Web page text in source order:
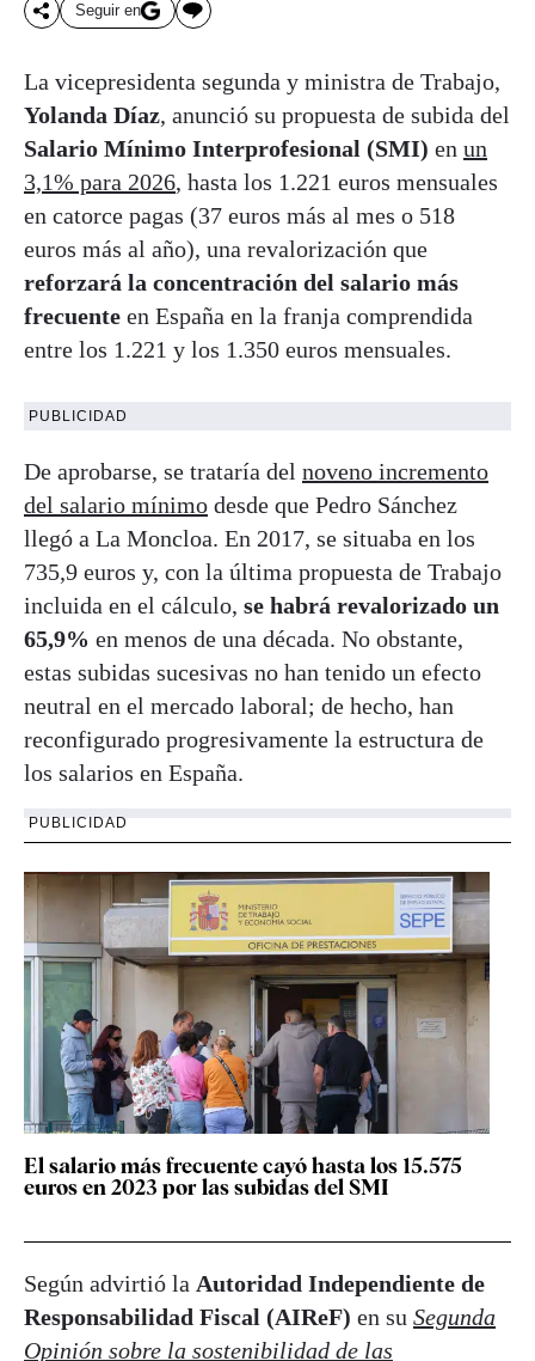
Seguir en
La vicepresidenta segunda y ministra de Trabajo,
Yolanda Díaz, anunció su propuesta de subida del
Salario Mínimo Interprofesional (SMI) en un
3,1% para 2026, hasta los 1.221 euros mensuales
en catorce pagas (37 euros más al mes o 518
euros más al año), una revalorización que
reforzará la concentración del salario más
frecuente en España en la franja comprendida
entre los 1.221 y los 1.350 euros mensuales.
PUBLICIDAD
De aprobarse, se trataría del noveno incremento
del salario mínimo desde que Pedro Sánchez
llegó a La Moncloa. En 2017, se situaba en los
735,9 euros y, con la última propuesta de Trabajo
incluida en el cálculo, se habrá revalorizado un
65,9% en menos de una década. No obstante,
estas subidas sucesivas no han tenido un efecto
neutral en el mercado laboral; de hecho, han
reconfigurado progresivamente la estructura de
los salarios en España.
PUBLICIDAD
El salario más frecuente cayó hasta los 15.575
euros en 2023 por las subidas del SMI
Según advirtió la Autoridad Independiente de
Responsabilidad Fiscal (AIReF) en su Segunda
Opinión sobre la sostenibilidad de las